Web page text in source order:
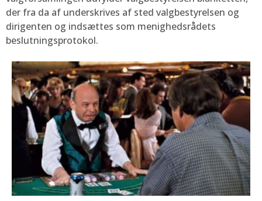
der fra da af underskrives af sted valgbestyrelsen og
dirigenten og indsættes som menighedsrådets
beslutningsprotokol.